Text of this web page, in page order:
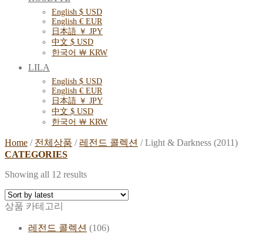
English $ USD
English € EUR
日本語 ￥ JPY
中文 $ USD
한국어 ￦ KRW
LILA
English $ USD
English € EUR
日本語 ￥ JPY
中文 $ USD
한국어 ￦ KRW
Home / 전체상품 / 레전드 콜렉션 /Light & Darkness (2011)
CATEGORIES
Showing all 12 results
상품 카테고리
레전드 콜렉션 (106)